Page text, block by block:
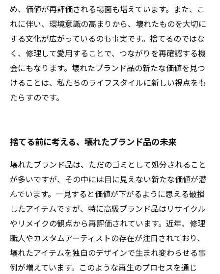
め、価値が再評価される場面も増えています。また、こ
れに伴い、環境意識の高まりから、壊れたものを大切に
する文化が広がっているのも事実です。捨てるのではな
く、修理して愛用することで、つながりを再確認する機
会にもなります。壊れたブランド品の新たな価値を見つ
けることは、私たちのライフスタイルに新しい視点をも
たらすのです。
捨てる前に考える、壊れたブランド品の未来
壊れたブランド品は、ただのゴミとして処分されること
が多いですが、その中には目に見えない新たな価値が潜
んでいます。一見すると価値が下がるように思える破損
したアイテムですが、特に高級ブランド品はリサイクル
やリメイクの観点から再評価されています。近年、修理
職人やカスタムアーティストの存在が注目されており、
壊れたアイテムを独自のデザインで生まれ変わらせる事
例が増えています。このような再生のプロセスを通じ